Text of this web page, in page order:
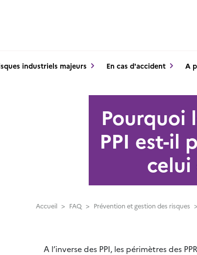
industriels majeurs En cas d'accident A
Pourquoi
PPI est-il
celui
Accueil > FAQ > Prévention et gestion des risques >
A l’inverse des PPI, les périmètres des